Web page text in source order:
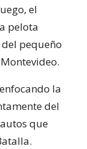
el
pelota
pequeño
la
del
que